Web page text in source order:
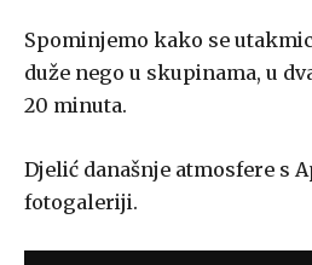
Spominjemo kako se
duže nego u skupinama, u
20 minuta.
Djelić današnje atmosfere s
fotogaleriji.